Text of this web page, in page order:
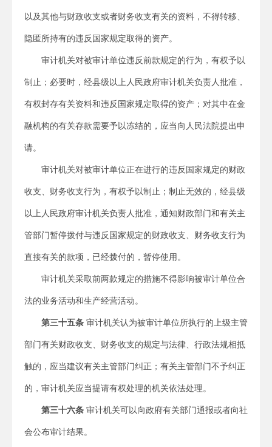
以及其他与财政收支或者财务收支有关的资料，不得转移、
隐匿所持有的违反国家规定取得的资产。
审计机关对被审计单位违反前款规定的行为，有权予以
制止；必要时，经县级以上人民政府审计机关负责人批准，
有权封存有关资料和违反国家规定取得的资产；对其中在金
融机构的有关存款需要予以冻结的，应当向人民法院提出申
请。
审计机关对被审计单位正在进行的违反国家规定的财政
收支、财务收支行为，有权予以制止；制止无效的，经县级
以上人民政府审计机关负责人批准，通知财政部门和有关主
管部门暂停拨付与违反国家规定的财政收支、财务收支行为
直接有关的款项，已经拨付的，暂停使用。
审计机关采取前两款规定的措施不得影响被审计单位合
法的业务活动和生产经营活动。
第三十五条 审计机关认为被审计单位所执行的上级主管
部门有关财政收支、财务收支的规定与法律、行政法规相抵
触的，应当建议有关主管部门纠正；有关主管部门不予纠正
的，审计机关应当提请有权处理的机关依法处理。
第三十六条 审计机关可以向政府有关部门通报或者向社
会公布审计结果。